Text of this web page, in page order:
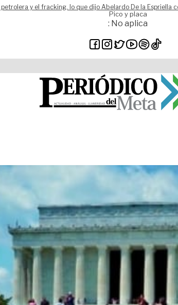
y el fracking, lo que dijo Abelardo De la Espriella
Pico y placa
: No aplica